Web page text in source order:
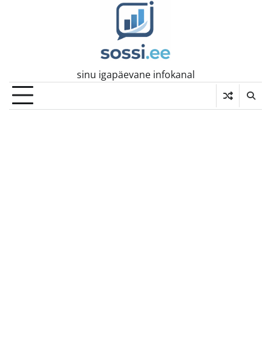
sinu igapäevane infokanal